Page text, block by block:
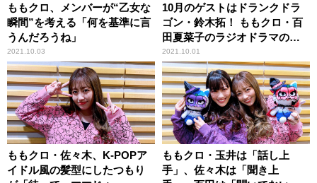
ももクロ、メンバーが“乙女な
瞬間”を考える「何を基準に言
うんだろうね」
2021.10.03
10月のゲストはドランクドラ
ゴン・鈴木拓！ ももクロ・百
田夏菜子のラジオドラマのプ
ロジェクト
2021.10.01
ももクロ・佐々木、K-POPア
イドル風の髪型にしたつもり
ももクロ・玉井は「話し上
手」、佐々木は「聞き上